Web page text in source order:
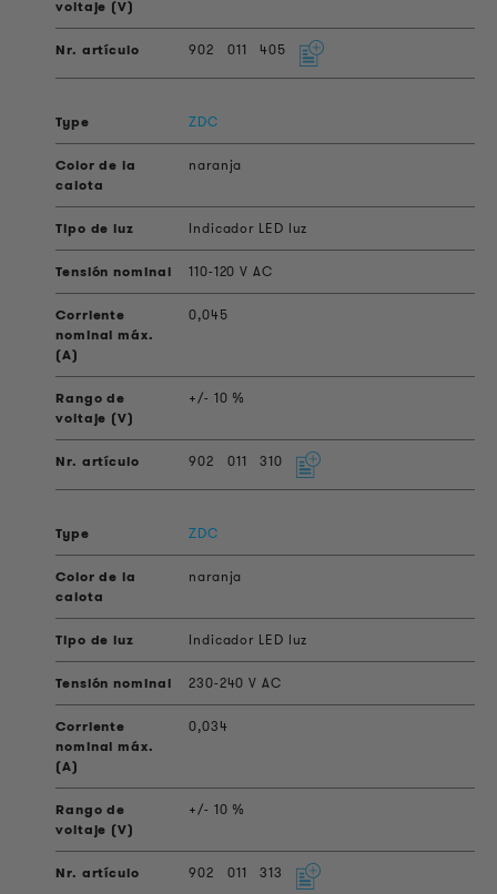
902 011 405
ZDC
naranja
Indicador LED luz
110-120 V AC
0,045
+/- 10 %
902 011 310
ZDC
naranja
Indicador LED luz
230-240 V AC
0,034
+/- 10 %
902 011 313